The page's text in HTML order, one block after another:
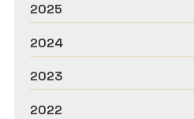
2025
2024
2023
2022